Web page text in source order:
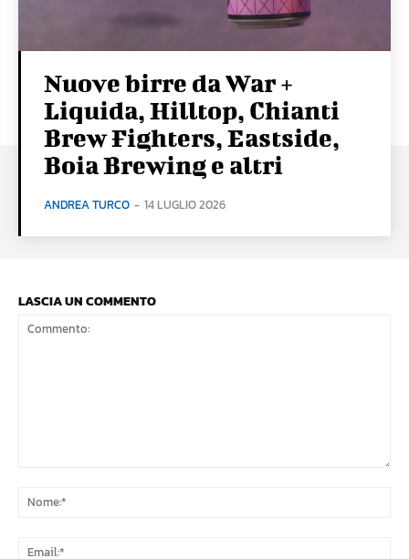
Nuove birre da War +
Liquida, Hilltop, Chianti
Brew Fighters, Eastside,
Boia Brewing e altri
ANDREA TURCO - 14 LUGLIO 2026
LASCIA UN COMMENTO